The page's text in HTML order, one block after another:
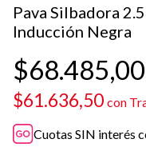
Pava Silbadora
Inducción Negra
$68.485,00
$61.636,50 con
Cuotas SIN interés